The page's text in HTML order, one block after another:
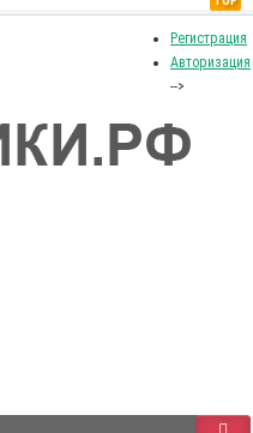
Регистрация
Авторизация
-->